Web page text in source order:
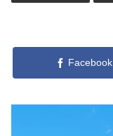
Facebook